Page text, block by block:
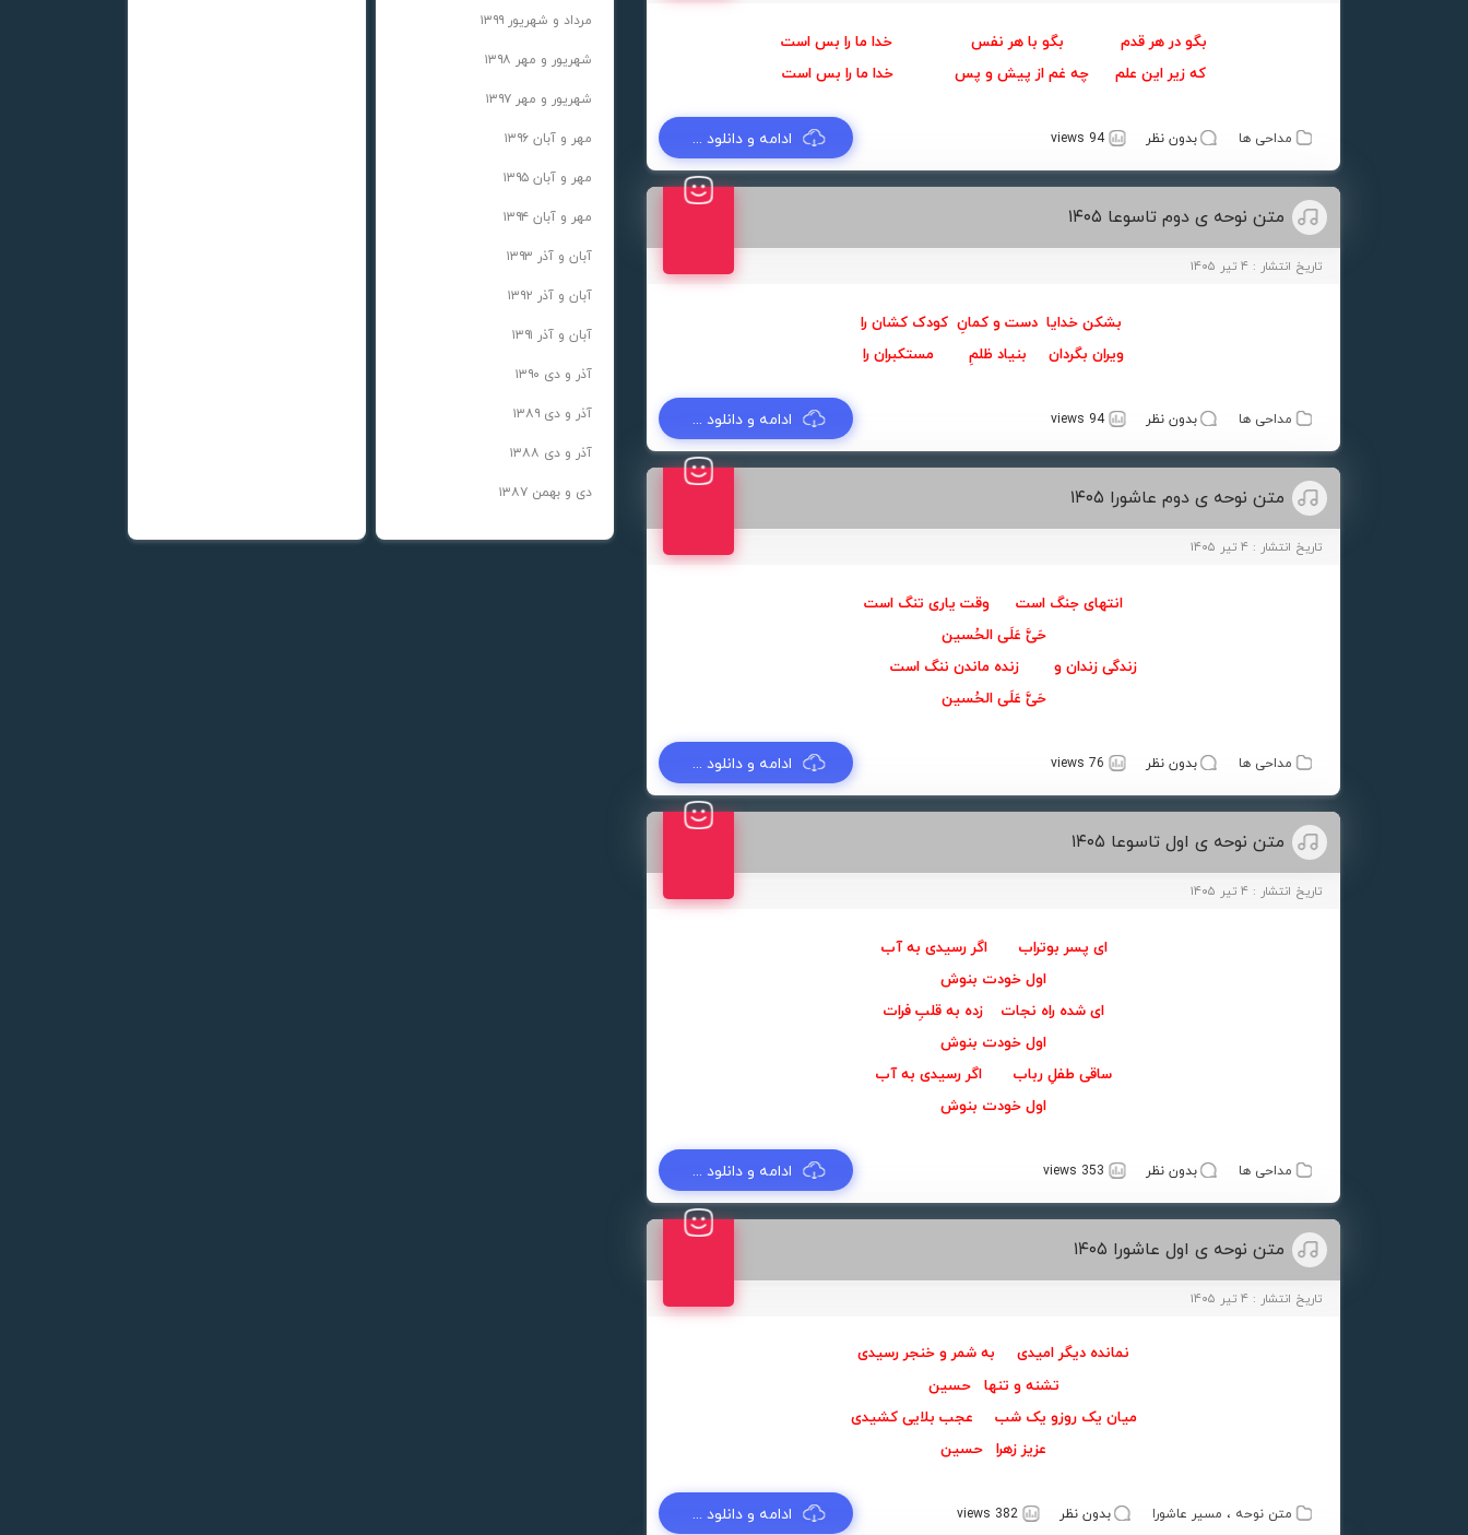
بگو در هر قدم بگو با هر نفس خدا ما را بس است
که زیر این علم چه غم از پیش و پس خدا ما را بس است
مداحی ها بدون نظر 94 views ادامه و دانلود ...
متن نوحه ی دوم تاسوعا ۱۴۰۵
تاریخ انتشار : ۴ تیر ۱۴۰۵
بشکن خدایا دست و کمانِ کودک کشان را
ویران بگردان بنیاد ظلم مستکبران را
مداحی ها بدون نظر 94 views ادامه و دانلود ...
متن نوحه ی دوم عاشورا ۱۴۰۵
تاریخ انتشار : ۴ تیر ۱۴۰۵
انتهای جنگ است وقت یاری تنگ است
حَیَّ عَلَی الحُسین
زندگی زندان و زنده ماندن ننگ است
حَیَّ عَلَی الحُسین
مداحی ها بدون نظر 76 views ادامه و دانلود ...
متن نوحه ی اول تاسوعا ۱۴۰۵
تاریخ انتشار : ۴ تیر ۱۴۰۵
ای پسر بوتراب اگر رسیدی به آب
اول خودت بنوش
ای شده راه نجات زده به قلبِ فرات
اول خودت بنوش
ساقی طفلِ رباب اگر رسیدی به آب
اول خودت بنوش
مداحی ها بدون نظر 353 views ادامه و دانلود ...
متن نوحه ی اول عاشورا ۱۴۰۵
تاریخ انتشار : ۴ تیر ۱۴۰۵
نمانده دیگر امیدی به شمر و خنجر رسیدی
تشنه و تنها حسین
میان یک روزو یک شب عجب بلایی کشیدی
عزیز زهرا حسین
متن نوحه ، مسیر عاشورا بدون نظر 382 views ادامه و دانلود ...
مرداد و شهریور ۱۳۹۹
شهریور و مهر ۱۳۹۸
شهریور و مهر ۱۳۹۷
مهر و آبان ۱۳۹۶
مهر و آبان ۱۳۹۵
مهر و آبان ۱۳۹۴
آبان و آذر ۱۳۹۳
آبان و آذر ۱۳۹۲
آبان و آذر ۱۳۹۱
آذر و دی ۱۳۹۰
آذر و دی ۱۳۸۹
آذر و دی ۱۳۸۸
دی و بهمن ۱۳۸۷